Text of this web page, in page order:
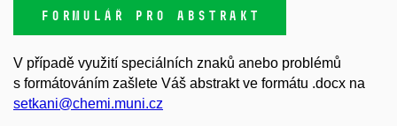
FORMULÁŘ PRO ABSTRAKT
V případě využití speciálních znaků anebo problémů
s formátováním zašlete Váš abstrakt ve formátu .docx na
setkani@chemi.muni.cz